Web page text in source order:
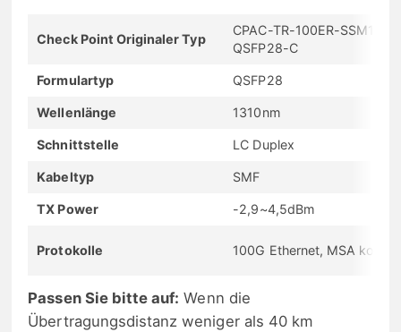
Check Point Originaler Typ
CPAC-TR-100ER-SSM160-
QSFP28-C
Formulartyp QSFP28
Wellenlänge 1310nm
Schnittstelle LC Duplex
Kabeltyp SMF
TX Power -2,9~4,5dBm
Protokolle 100G Ethernet, MSA
Passen Sie bitte auf: Wenn die
Übertragungsdistanz weniger als 40 km